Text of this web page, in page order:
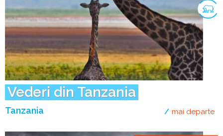
Vederi din Tanzania
Tanzania mai departe